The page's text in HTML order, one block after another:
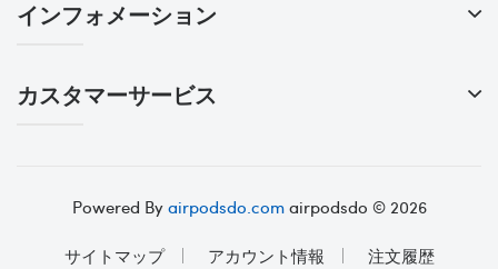
インフォメーション
カスタマーサービス
Powered Byairpodsdo.comairpodsdo © 2026
サイトマップ
アカウント情報 注文履歴